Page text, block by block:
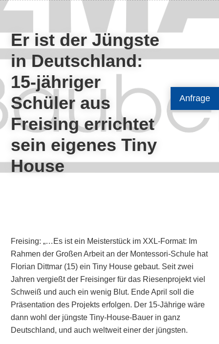
Anfrage
Er ist der Jüngste
in Deutschland:
15-jähriger
Schüler aus
Freising errichtet
sein eigenes Tiny
House
Freising: „…Es ist ein Meisterstück im XXL-Format: Im
Rahmen der Großen Arbeit an der Montessori-Schule hat
Florian Dittmar (15) ein Tiny House gebaut. Seit zwei
Jahren vergießt der Freisinger für das Riesenprojekt viel
Schweiß und auch ein wenig Blut. Ende April soll die
Präsentation des Projekts erfolgen. Der 15-Jährige wäre
dann wohl der jüngste Tiny-House-Bauer in ganz
Deutschland, und auch weltweit einer der jüngsten.